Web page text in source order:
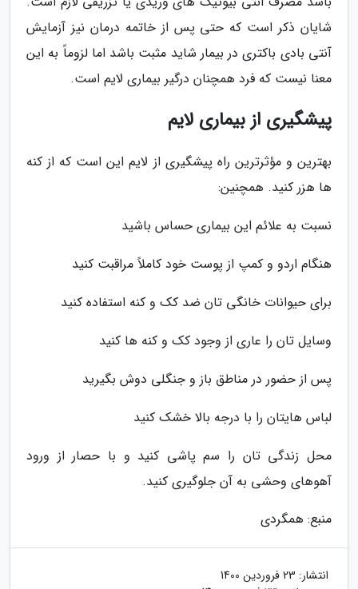
شایان ذکر است که حتی پس از خاتمه درمان نیز آزمایش
آنتی بادی باکتری در بیمار شاید مثبت باشد اما لزوماً به این
معنا نیست که فرد همچنان درگیر بیماری لایم است.
پیشگیری از بیماری لایم
بهترین و مؤثرترین راه پیشگیری از لایم این است که از کنه
ها هزر کنید. همچنین:
نسبت به علائم این بیماری حساس باشید
هنگام اردو و کمپ از پوست خود کاملاً مراقبت کنید
برای حیوانات خانگی تان ضد کک و کنه استفاده کنید
وسایل تان را عاری از وجود کک و کنه ها کنید
پس از حضور در مناطق باز و جنگلی دوش بگیرید
لباس هایتان را با درجه بالا خشک کنید
محل زندگی تان را سم پاشی کنید و با حصار از ورود
آهوهای وحشی به آن جلوگیری کنید.
منبع: همگردی
انتشار: 23 فروردین 1400